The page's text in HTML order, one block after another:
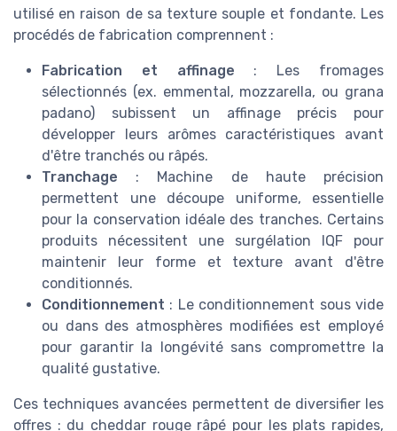
utilisé en raison de sa texture souple et fondante. Les
procédés de fabrication comprennent :
Fabrication et affinage : Les fromages
sélectionnés (ex. emmental, mozzarella, ou grana
padano) subissent un affinage précis pour
développer leurs arômes caractéristiques avant
d'être tranchés ou râpés.
Tranchage : Machine de haute précision
permettent une découpe uniforme, essentielle
pour la conservation idéale des tranches. Certains
produits nécessitent une surgélation IQF pour
maintenir leur forme et texture avant d'être
conditionnés.
Conditionnement : Le conditionnement sous vide
ou dans des atmosphères modifiées est employé
pour garantir la longévité sans compromettre la
qualité gustative.
Ces techniques avancées permettent de diversifier les
offres : du cheddar rouge râpé pour les plats rapides,